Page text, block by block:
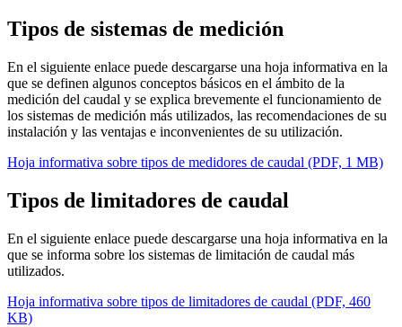
Tipos de sistemas de medición
En el siguiente enlace puede descargarse una hoja informativa en la
que se definen algunos conceptos básicos en el ámbito de la
medición del caudal y se explica brevemente el funcionamiento de
los sistemas de medición más utilizados, las recomendaciones de su
instalación y las ventajas e inconvenientes de su utilización.
Hoja informativa sobre tipos de medidores de caudal (PDF, 1 MB)
Tipos de limitadores de caudal
En el siguiente enlace puede descargarse una hoja informativa en la
que se informa sobre los sistemas de limitación de caudal más
utilizados.
Hoja informativa sobre tipos de limitadores de caudal (PDF, 460
KB)